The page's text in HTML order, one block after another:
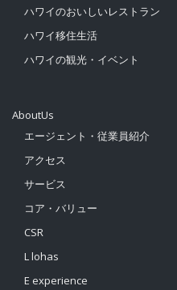
ハワイのおいしいレストラン
ハワイ移住生活
ハワイの観光・イベント
AboutUs
エージェント・従業員紹介
アクセス
サービス
コア・バリュー
CSR
L lohas
E experience